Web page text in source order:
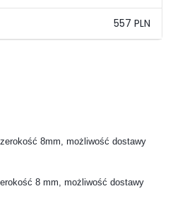
557 PLN
8mm, możliwość dostawy
8 mm, możliwość dostawy